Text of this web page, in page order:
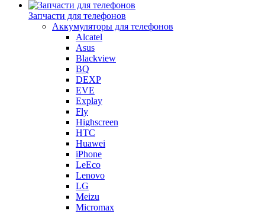
Запчасти для телефонов
Аккумуляторы для телефонов
Alcatel
Asus
Blackview
BQ
DEXP
EVE
Explay
Fly
Highscreen
HTC
Huawei
iPhone
LeEco
Lenovo
LG
Meizu
Micromax